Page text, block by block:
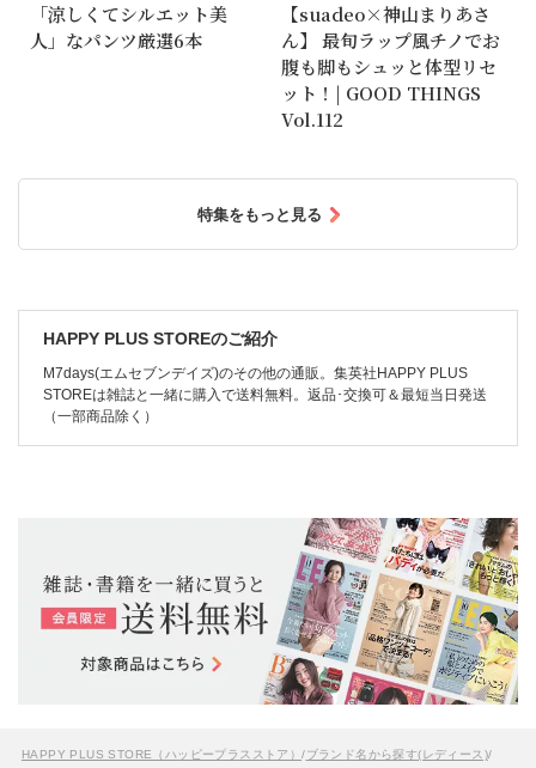
「涼しくてシルエット美
人」なパンツ厳選6本
【suadeo×神山まりあさ
ん】 最旬ラップ風チノでお
腹も脚もシュッと体型リセ
ット！| GOOD THINGS
Vol.112
特集をもっと見る
HAPPY PLUS STOREのご紹介
M7days(エムセブンデイズ)のその他の通販。集英社HAPPY PLUS
STOREは雑誌と一緒に購入で送料無料。返品･交換可＆最短当日発送
（一部商品除く）
HAPPY PLUS STORE（ハッピープラスストア）/ブランド名から探す(レディース)/